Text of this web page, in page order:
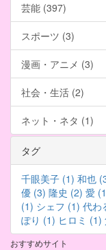
芸能 (397)
スポーツ (3)
漫画・アニメ (3)
社会・生活 (2)
ネット・ネタ (1)
タグ
千眼美子 (1) 和也
優 (3) 隆史 (2) 愛
(1) シェフ (1) 代わ
ぽり (1) ヒロミ (1)
おすすめサイト